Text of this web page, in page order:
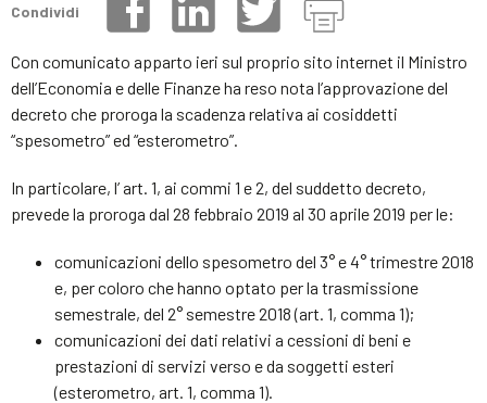
Condividi
Con comunicato apparto ieri sul proprio sito internet il Ministro
dell’Economia e delle Finanze ha reso nota l’approvazione del
decreto che proroga la scadenza relativa ai cosiddetti
“spesometro” ed “esterometro”.
In particolare, l’ art. 1, ai commi 1 e 2, del suddetto decreto,
prevede la proroga dal 28 febbraio 2019 al 30 aprile 2019 per le:
comunicazioni dello spesometro del 3° e 4° trimestre 2018
e, per coloro che hanno optato per la trasmissione
semestrale, del 2° semestre 2018 (art. 1, comma 1);
comunicazioni dei dati relativi a cessioni di beni e
prestazioni di servizi verso e da soggetti esteri
(esterometro, art. 1, comma 1).